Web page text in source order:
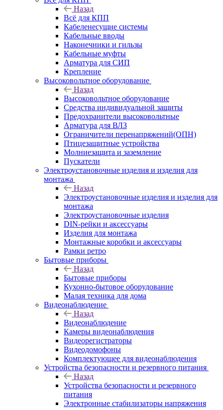
Назад
Всё для КПП
Кабеленесущие системы
Кабельные вводы
Наконечники и гильзы
Кабельные муфты
Арматура для СИП
Крепление
Высоковольтное оборудование
Назад
Высоковольтное оборудование
Средства индивидуальной защиты
Предохранители высоковольтные
Арматура для ВЛЗ
Ограничители перенапряжений(ОПН)
Птицезащитные устройства
Молниезащита и заземление
Пускатели
Электроустановочные изделия и изделия для
монтажа
Назад
Электроустановочные изделия и изделия для
монтажа
Электроустановочные изделия
DIN-рейки и аксессуары
Изделия для монтажа
Монтажные коробки и аксессуары
Рамки ретро
Бытовые приборы
Назад
Бытовые приборы
Кухонно-бытовое оборудование
Малая техника для дома
Видеонаблюдение
Назад
Видеонаблюдение
Камеры видеонаблюдения
Видеорегистраторы
Видеодомофоны
Комплектующее для видеонаблюдения
Устройства безопасности и резервного питания
Назад
Устройства безопасности и резервного
питания
Электронные стабилизаторы напряжения